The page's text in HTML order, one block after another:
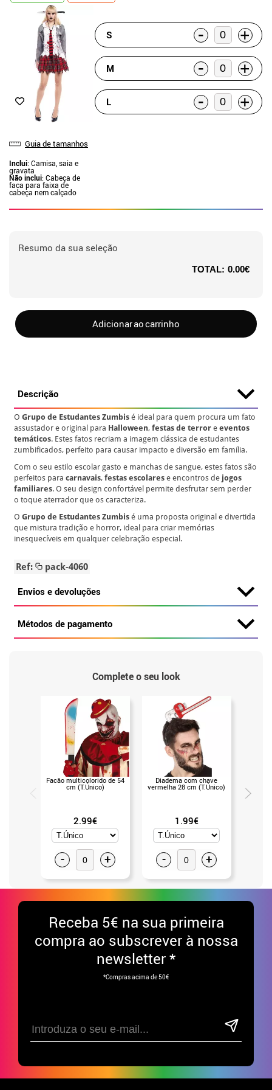
Guia de tamanhos
Inclui: Camisa, saia e
gravata
Não inclui: Cabeça de
faca para faixa de
cabeça nem calçado
S - +
M - +
L - +
Resumo da sua seleção
TOTAL: 0.00€
Adicionar ao carrinho
Descrição
OGrupo de Estudantes Zumbis é ideal para quem procura um fato
assustador e original para Halloween,festas de terror eeventos
temáticos. Estes fatos recriam a imagem clássica de estudantes
zumbificados, perfeito para causar impacto e diversão em família.
Com o seu estilo escolar gasto e manchas de sangue, estes fatos são
perfeitos paracarnavais,festas escolares e encontros de jogos
familiares. O seu design confortável permite desfrutar sem perder
o toque aterrador que os caracteriza.
OGrupo de Estudantes Zumbis é uma proposta original e divertida
que mistura tradição e horror, ideal para criar memórias
inesquecíveis em qualquer celebração especial.
Ref: pack-4060
Envios e devoluções
Métodos de pagamento
Complete o seu look
Facão multicolorido de 54
cm (T.Único)
2.99€
- +
Diadema com chave
vermelha 28 cm (T.Único)
1.99€
- +
Receba 5€ na sua primeira
compra ao subscrever à nossa
newsletter *
*Compras acima de 50€